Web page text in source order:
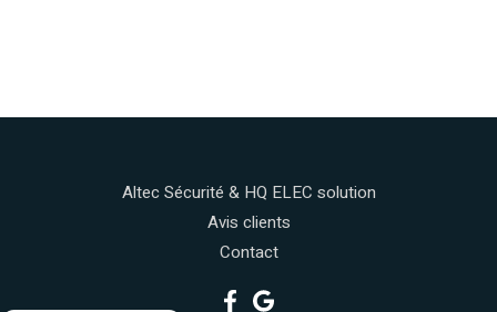
Altec Sécurité & HQ ELEC solution
Avis clients
Contact